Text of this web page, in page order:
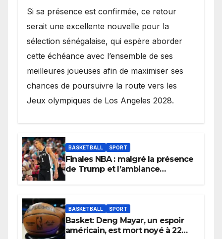
Si sa présence est confirmée, ce retour
serait une excellente nouvelle pour la
sélection sénégalaise, qui espère aborder
cette échéance avec l’ensemble de ses
meilleures joueuses afin de maximiser ses
chances de poursuivre la route vers les
Jeux olympiques de Los Angeles 2028.
BASKETBALL SPORT
Finales NBA : malgré la présence
de Trump et l’ambiance
BASKETBALL SPORT
Basket: Deng Mayar, un espoir
américain, est mort noyé à 22